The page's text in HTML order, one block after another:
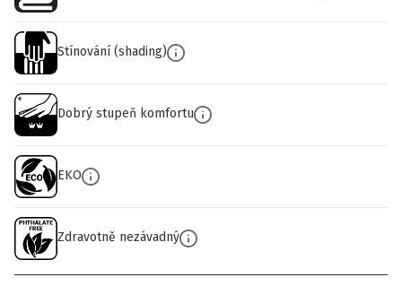
Stínování (shading)
Dobrý stupeň komfortu
EKO
Zdravotně nezávadný